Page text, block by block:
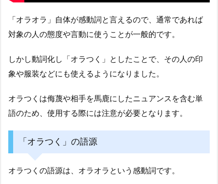
「オラオラ」自体が感動詞と言えるので、通常であれば
対象の人の態度や言動に使うことが一般的です。
しかし動詞化し「オラつく」としたことで、その人の印
象や服装などにも使えるようになりました。
オラつくは侮蔑や相手を馬鹿にしたニュアンスを含む単
語のため、使用する際には注意が必要となります。
「オラつく」の語源
オラつくの語源は、オラオラという感動詞です。